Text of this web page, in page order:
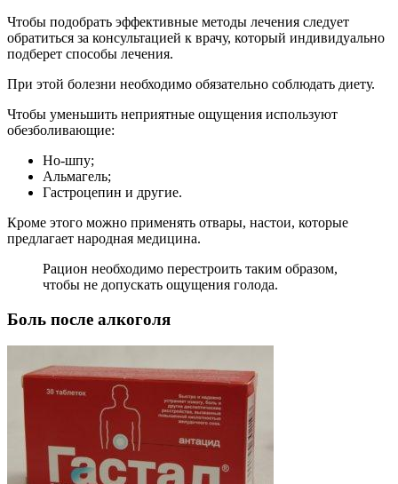
Чтобы подобрать эффективные методы лечения следует
обратиться за консультацией к врачу, который индивидуально
подберет способы лечения.
При этой болезни необходимо обязательно соблюдать диету.
Чтобы уменьшить неприятные ощущения используют
обезболивающие:
Но-шпу;
Альмагель;
Гастроцепин и другие.
Кроме этого можно применять отвары, настои, которые
предлагает народная медицина.
Рацион необходимо перестроить таким образом,
чтобы не допускать ощущения голода.
Боль после алкоголя